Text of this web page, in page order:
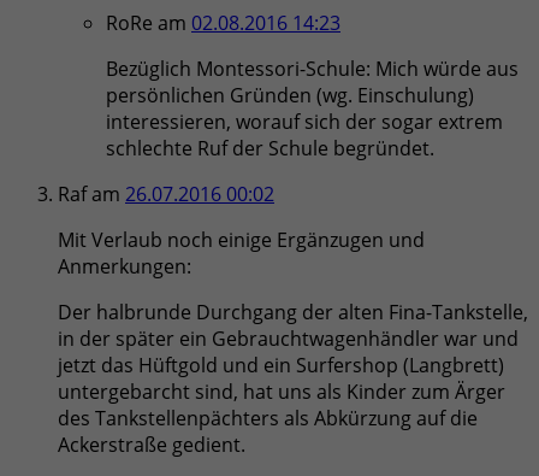
RoRe am 02.08.2016 14:23
Bezüglich Montessori-Schule: Mich würde aus
persönlichen Gründen (wg. Einschulung)
interessieren, worauf sich der sogar extrem
schlechte Ruf der Schule begründet.
Rafam 26.07.2016 00:02
Mit Verlaub noch einige Ergänzugen und
Anmerkungen:
Der halbrunde Durchgang der alten Fina-Tankstelle,
in der später ein Gebrauchtwagenhändler war und
jetzt das Hüftgold und ein Surfershop (Langbrett)
untergebarcht sind, hat uns als Kinder zum Ärger
des Tankstellenpächters als Abkürzung auf die
Ackerstraße gedient.